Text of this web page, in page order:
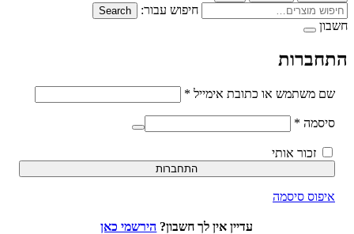
חיפוש עבור: Search
משתמש או כתובת אימייל*חובה
*חובה
זכור אותי
התחברות
סיסמה
עדיין אין לך חשבון?הירשמי כאן